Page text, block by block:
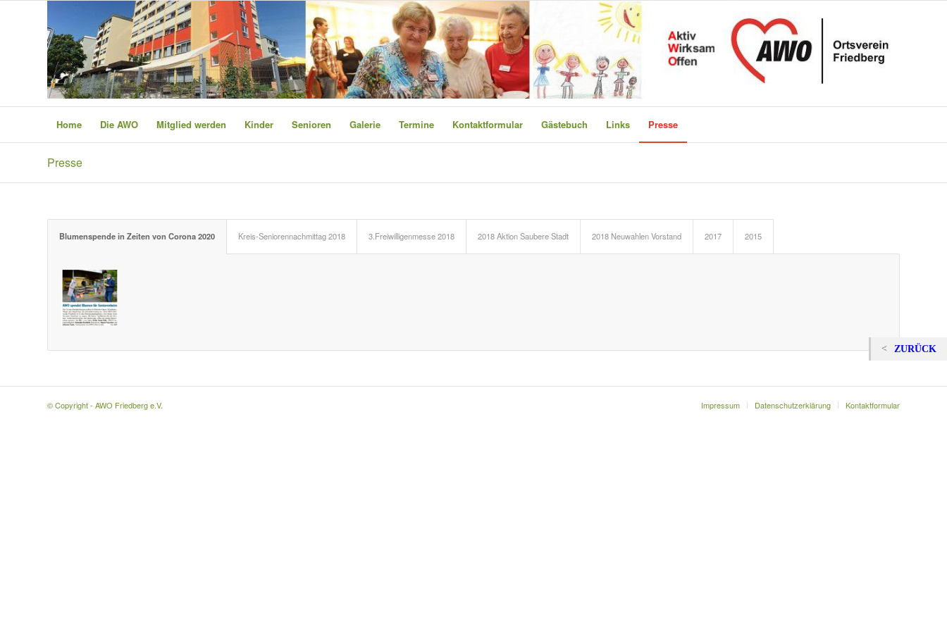
Home Die AWO Mitglied werden Kinder Senioren Galerie Termine Kontaktformular Gästebuch Links Presse
Presse
Blumenspende in Zeiten von Corona 2020 Kreis-Seniorennachmittag 2018 3.Freiwilligenmesse 2018 2018 Aktion Saubere Stadt 2018 Neuwahlen Vorstand 2017 2015
© Copyright - AWO Friedberg e.V. Impressum Datenschutzerklärung Kontaktformular
ZURÜCK